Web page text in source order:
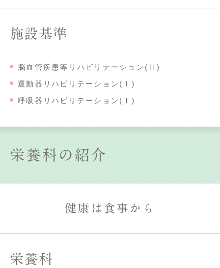
施設基準
脳血管疾患等リハビリテーション(Ⅱ)
運動器リハビリテーション(Ⅰ)
呼吸器リハビリテーション(Ⅰ)
栄養科の紹介
健康は食事から
栄養科